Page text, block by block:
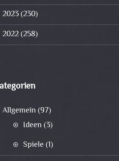
2023(230)
2022(258)
Allgemein (97)
Ideen (3)
Spiele (1)